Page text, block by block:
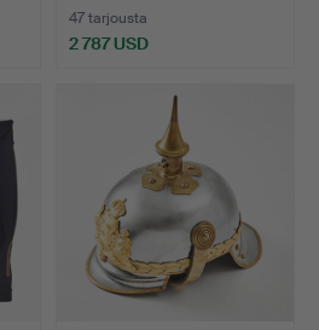
47 tarjousta
2 787 USD